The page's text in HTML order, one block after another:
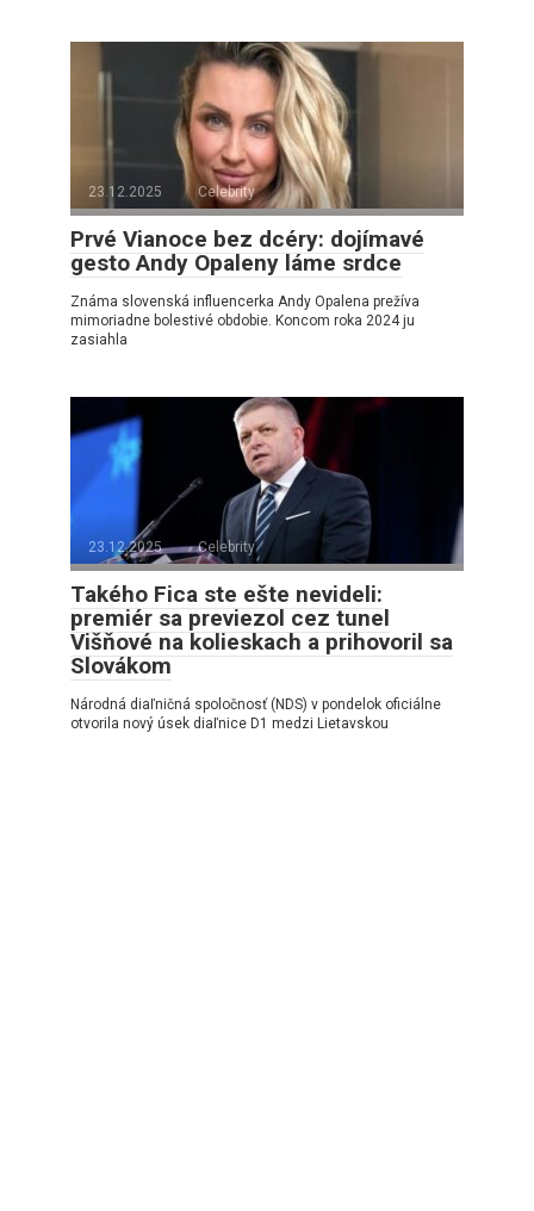
23.12.2025 Celebrity
Prvé Vianoce bez dcéry: dojímavé
gesto Andy Opaleny láme srdce
Známa slovenská influencerka Andy Opalena prežíva
mimoriadne bolestivé obdobie. Koncom roka 2024 ju
zasiahla
23.12.2025 Celebrity
Takého Fica ste ešte nevideli:
premiér sa previezol cez tunel
Višňové na kolieskach a prihovoril sa
Slovákom
Národná diaľničná spoločnosť (NDS) v pondelok oficiálne
otvorila nový úsek diaľnice D1 medzi Lietavskou